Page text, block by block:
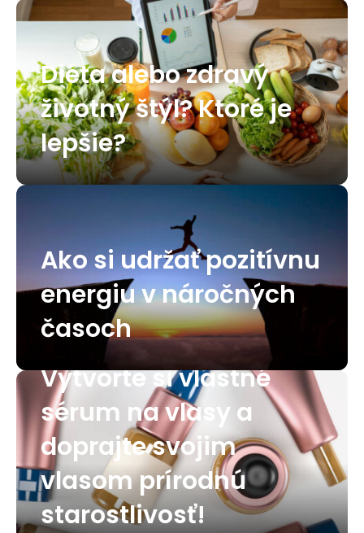
Diéta alebo zdravý
životný štýl? Ktoré je
lepšie?
Ako si udržať pozitívnu
energiu v náročných
časoch
Vytvorte si vlastné
sérum na vlasy a
doprajte svojim
vlasom prírodnú
starostlivosť!